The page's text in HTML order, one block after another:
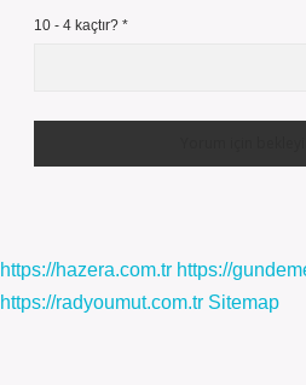
10 - 4 kaçtır? *
https://hazera.com.tr https://
https://radyoumut.com.tr Sitemap